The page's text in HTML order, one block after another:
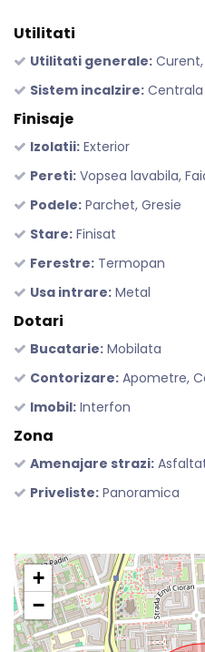
Utilitati
Utilitati generale: Curent,
Sistem incalzire:
Finisaje
Izolatii: Exterior
Pereti: Vopsea lavabila,
Podele: Parchet, Gresie
Stare: Finisat
Ferestre: Termopan
Usa intrare: Metal
Dotari
Bucatarie: Mobilata
Contorizare: Apometre,
Imobil: Interfon
Zona
Amenajare strazi:
Priveliste: Panoramica
+
−